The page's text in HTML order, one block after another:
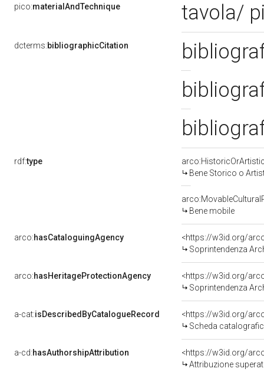
pico:materialAndTechnique tavola/
dcterms:bibliographicCitation
rdf:type
Bene Storico o
Bene mobile
arco:hasCataloguingAgency
<https://w3id.org/
Soprintendenza
arco:hasHeritageProtectionAgency
<https://w3id.org/
Soprintendenza
a-cat:isDescribedByCatalogueRecord
<https://w3id.org/
Scheda
a-cd:hasAuthorshipAttribution
<https://w3id.org/
Attribuzione